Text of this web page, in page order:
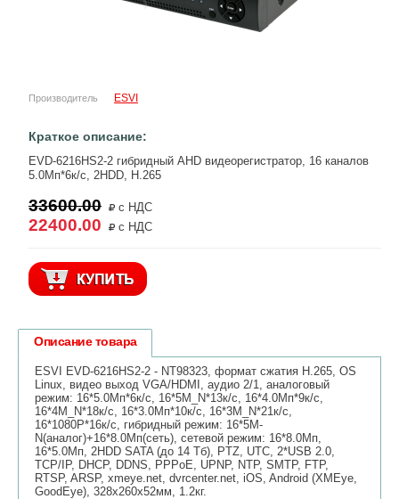
Производитель ESVI
Краткое описание:
EVD-6216HS2-2 гибридный AHD видеорегистратор, 16 каналов
5.0Мп*6к/с, 2HDD, H.265
33600.00 с НДС
22400.00 с НДС
Описание товара
ESVI EVD-6216HS2-2 - NT98323, формат сжатия H.265, OS
Linux, видео выход VGA/HDMI, аудио 2/1, аналоговый
режим: 16*5.0Мп*6к/c, 16*5М_N*13к/с, 16*4.0Мп*9к/c,
16*4М_N*18к/с, 16*3.0Мп*10к/c, 16*3М_N*21к/с,
16*1080P*16к/c, гибридный режим: 16*5М-
N(аналог)+16*8.0Мп(сеть), сетевой режим: 16*8.0Мп,
16*5.0Мп, 2HDD SATA (до 14 Тб), PTZ, UTC, 2*USB 2.0,
TCP/IP, DHCP, DDNS, PPPoE, UPNP, NTP, SMTP, FTP,
RTSP, ARSP, xmeye.net, dvrcenter.net, iOS, Android (XMEye,
GoodEye), 328x260x52мм, 1.2кг.